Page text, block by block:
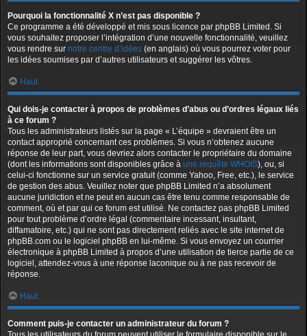
Pourquoi la fonctionnalité X n’est pas disponible ?
Ce programme a été développé et mis sous licence par phpBB Limited. Si
vous souhaitez proposer l’intégration d’une nouvelle fonctionnalité, veuillez
vous rendre sur notre centre d’idées (en anglais) où vous pourrez voter pour
les idées soumises par d’autres utilisateurs et suggérer les vôtres.
Haut
Qui dois-je contacter à propos de problèmes d’abus ou d’ordres légaux liés
à ce forum ?
Tous les administrateurs listés sur la page « L’équipe » devraient être un
contact approprié concernant ces problèmes. Si vous n’obtenez aucune
réponse de leur part, vous devriez alors contacter le propriétaire du domaine
(dont les informations sont disponibles grâce à une requête WHOIS), ou, si
celui-ci fonctionne sur un service gratuit (comme Yahoo, Free, etc.), le service
de gestion des abus. Veuillez noter que phpBB Limited n’a absolument
aucune juridiction et ne peut en aucun cas être tenu comme responsable de
comment, où et par qui ce forum est utilisé. Ne contactez pas phpBB Limited
pour tout problème d’ordre légal (commentaire incessant, insultant,
diffamatoire, etc.) qui ne sont pas directement reliés avec le site internet de
phpBB.com ou le logiciel phpBB en lui-même. Si vous envoyez un courrier
électronique à phpBB Limited à propos d’une utilisation de tierce partie de ce
logiciel, attendez-vous à une réponse laconique ou à ne pas recevoir de
réponse.
Haut
Comment puis-je contacter un administrateur du forum ?